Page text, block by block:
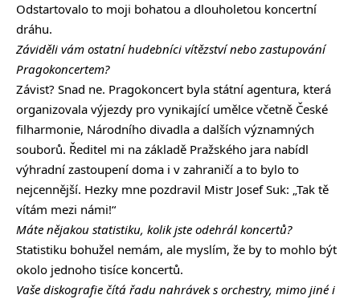
Odstartovalo to moji bohatou a dlouholetou koncertní
dráhu.
Záviděli vám ostatní hudebníci vítězství nebo zastupování
Pragokoncertem?
Závist? Snad ne. Pragokoncert byla státní agentura, která
organizovala výjezdy pro vynikající umělce včetně České
filharmonie, Národního divadla a dalších významných
souborů. Ředitel mi na základě Pražského jara nabídl
výhradní zastoupení doma i v zahraničí a to bylo to
nejcennější. Hezky mne pozdravil Mistr Josef Suk: „Tak tě
vítám mezi námi!“
Máte nějakou statistiku, kolik jste odehrál koncertů?
Statistiku bohužel nemám, ale myslím, že by to mohlo být
okolo jednoho tisíce koncertů.
Vaše diskografie čítá řadu nahrávek s orchestry, mimo jiné i